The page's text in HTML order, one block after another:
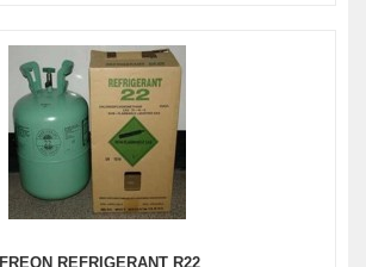
FREON REFRIGERANT R22